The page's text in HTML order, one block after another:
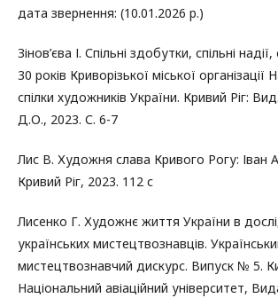
дата звернення: (10.01.2026 р.)
Зінов’єва І. Спільні здобутки, спільні надії,
30 років Криворізької міської організації
спілки художників України. Кривий Ріг:
Д.О., 2023. С. 6-7
Лис В. Художня слава Кривого Рогу: Іван
Кривий Ріг, 2023. 112 с
Лисенко Г. Художнє життя України в
українських мистецтвознавців.
мистецтвознавчий дискурс. Випуск № 5.
Національний авіаційний університет,